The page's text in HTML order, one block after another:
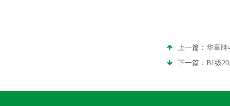
上一篇： 华章牌
下一篇： B1级